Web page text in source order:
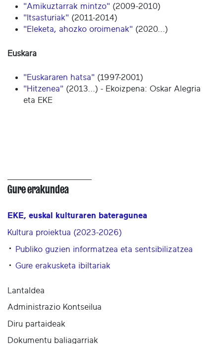
"Amikuztarrak mintzo" (2009-2010)
"Itsasturiak" (2011-2014)
"Eleketa, ahozko oroimenak" (2020...)
Euskara
"Euskararen hatsa" (1997-2001)
"Hitzenea" (2013...) - Ekoizpena: Oskar Alegria
eta EKE
Gure erakundea
EKE, euskal kulturaren bateragunea
Kultura proiektua (2023-2026)
Publiko guzien informatzea eta sentsibilizatzea
Gure erakusketa ibiltariak
Lantaldea
Administrazio Kontseilua
Diru partaideak
Dokumentu baliagarriak